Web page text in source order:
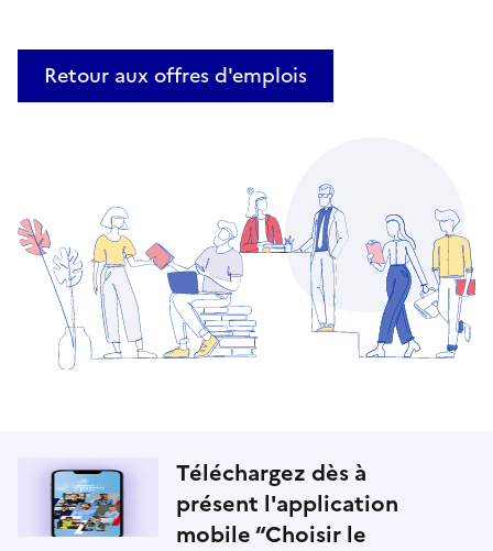
Retour aux offres d'emplois
Téléchargez dès à
présent l'application
mobile “Choisir le